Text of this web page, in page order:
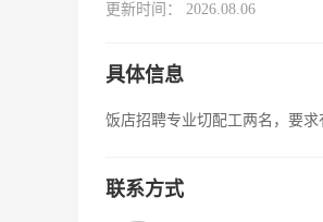
更新时间： 2026.08.06
具体信息
饭店招聘专业切配工两名，要求
联系方式